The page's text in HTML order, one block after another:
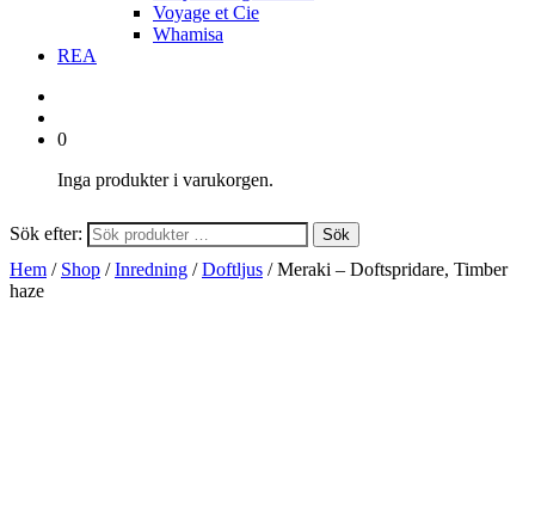
Voyage et Cie
Whamisa
REA
0
Inga produkter i varukorgen.
Sök efter: Sök
Hem / Shop /Inredning /Doftljus / Meraki – Doftspridare, Timber
haze